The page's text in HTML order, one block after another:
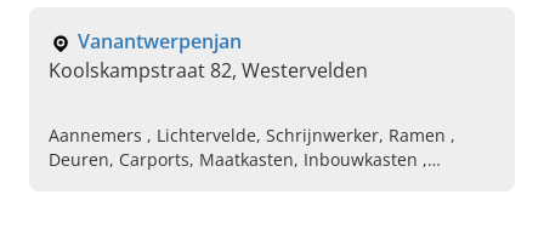
Vanantwerpenjan
Koolskampstraat 82, Westervelden
Aannemers , Lichtervelde, Schrijnwerker, Ramen ,
Deuren, Carports, Maatkasten, Inbouwkasten ,